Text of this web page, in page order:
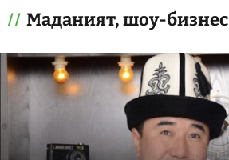
Маданият, шоу-бизнес